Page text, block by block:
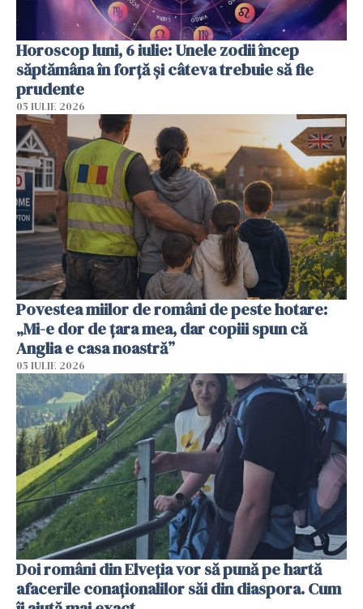
Horoscop luni, 6 iulie: Unele zodii încep
săptămâna în forță și câteva trebuie să fie
prudente
05 IULIE 2026
Povestea miilor de români de peste hotare:
„Mi-e dor de țara mea, dar copiii spun că
Anglia e casa noastră”
05 IULIE 2026
Doi români din Elveția vor să pună pe hartă
afacerile conaționalilor săi din diaspora. Cum